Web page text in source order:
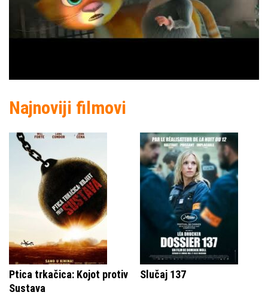
Najnoviji filmovi
Ptica trkačica: Kojot protiv
Sustava
Slučaj 137